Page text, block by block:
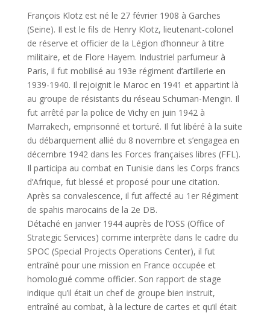
François Klotz est né le 27 février 1908 à Garches
(Seine). Il est le fils de Henry Klotz, lieutenant-colonel
de réserve et officier de la Légion d’honneur à titre
militaire, et de Flore Hayem. Industriel parfumeur à
Paris, il fut mobilisé au 193e régiment d’artillerie en
1939-1940. Il rejoignit le Maroc en 1941 et appartint là
au groupe de résistants du réseau Schuman-Mengin. Il
fut arrêté par la police de Vichy en juin 1942 à
Marrakech, emprisonné et torturé. Il fut libéré à la suite
du débarquement allié du 8 novembre et s’engagea en
décembre 1942 dans les Forces françaises libres (FFL).
Il participa au combat en Tunisie dans les Corps francs
d’Afrique, fut blessé et proposé pour une citation.
Après sa convalescence, il fut affecté au 1er Régiment
de spahis marocains de la 2e DB.
Détaché en janvier 1944 auprès de l’OSS (Office of
Strategic Services) comme interprète dans le cadre du
SPOC (Special Projects Operations Center), il fut
entraîné pour une mission en France occupée et
homologué comme officier. Son rapport de stage
indique qu’il était un chef de groupe bien instruit,
entraîné au combat, à la lecture de cartes et qu’il était